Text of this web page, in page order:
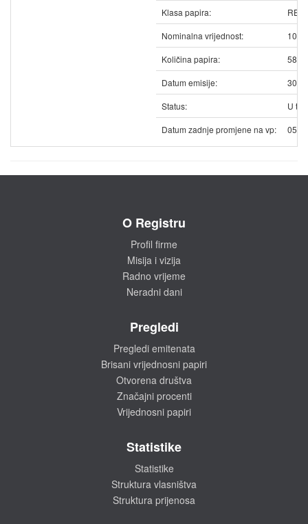
Klasa papira:
Nominalna vrijednost:
10.00
Količina papira:
Datum emisije:
Status:
U
Datum zadnje promjene na vp:
O Registru
Profil firme
Misija i vizija
Radno vrijeme
Neradni dani
Pregledi
Pregledi emitenata
Brisani vrijednosni papiri
Otvorena društva
Značajni procenti
Vrijednosni papiri
Statistike
Statistike
Struktura vlasništva
Struktura prijenosa